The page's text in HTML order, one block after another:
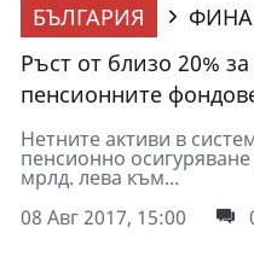
БЪЛГАРИЯ
Ръст от близо 20%
пенсионните
Нетните активи в
пенсионно
мрлд. лева към...
08 Авг 2017, 15:00